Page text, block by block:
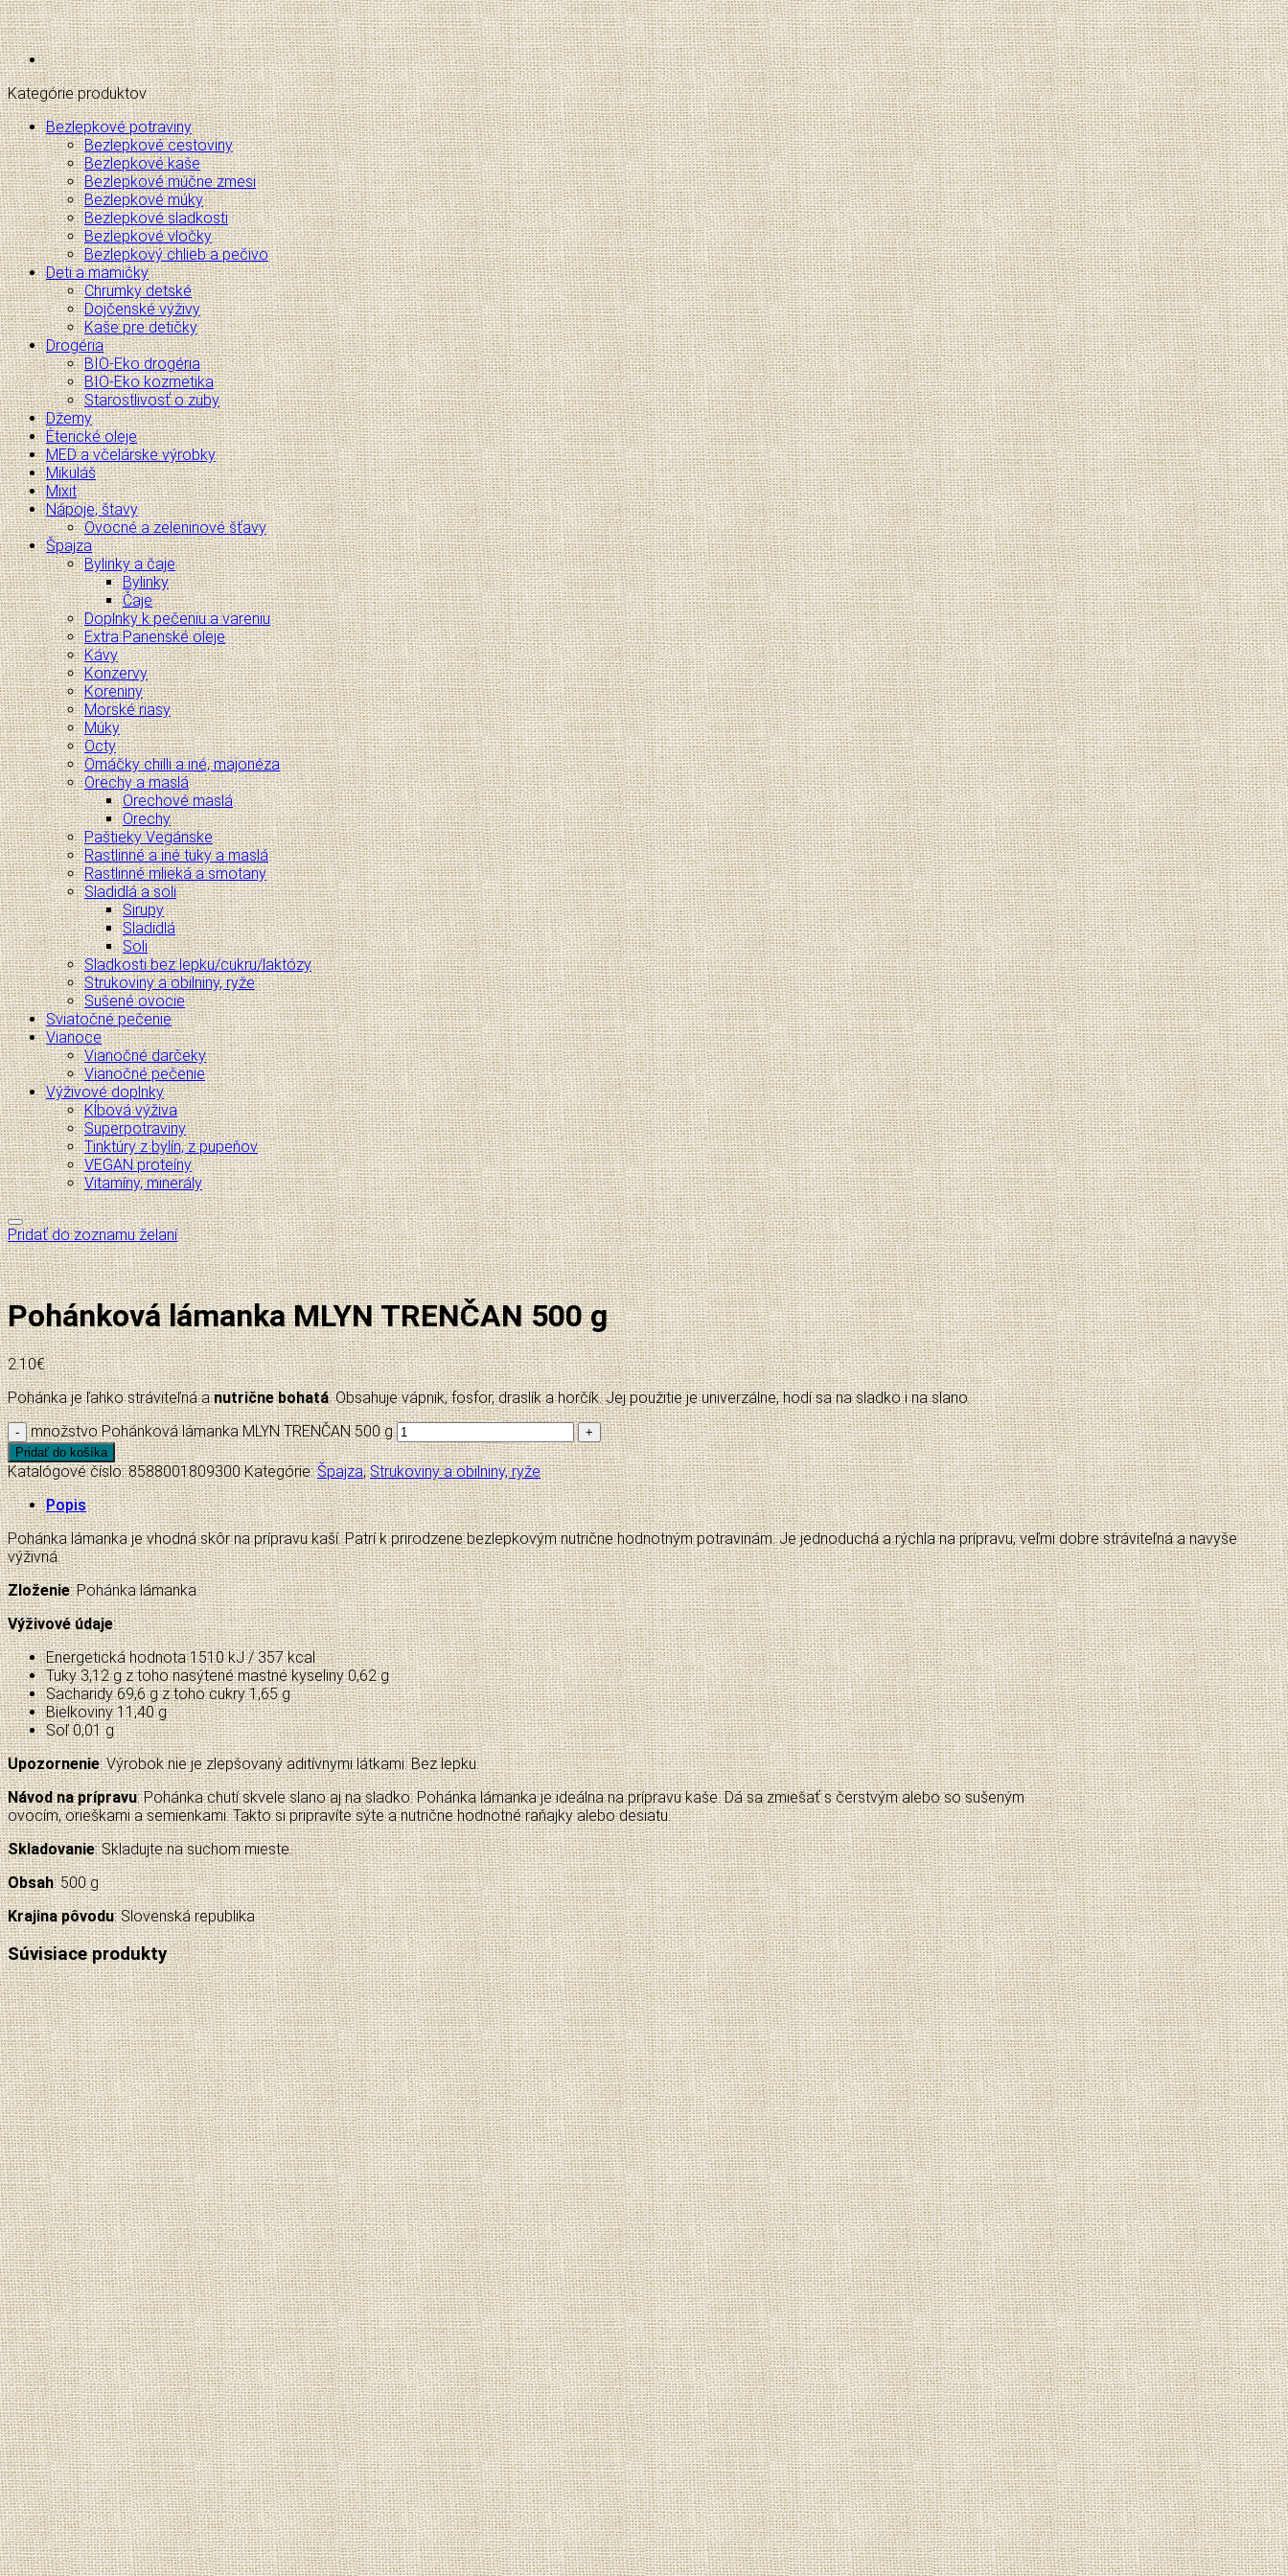
Kategórie produktov
Bezlepkové potraviny
Bezlepkové cestoviny
Bezlepkové kaše
Bezlepkové múčne zmesi
Bezlepkové múky
Bezlepkové sladkosti
Bezlepkové vločky
Bezlepkový chlieb a pečivo
Deti a mamičky
Chrumky detské
Dojčenské výživy
Kaše pre detičky
Drogéria
BIO-Eko drogéria
BIO-Eko kozmetika
Starostlivosť o zuby
Džemy
Éterické oleje
MED a včelárske výrobky
Mikuláš
Mixit
Nápoje, štavy
Ovocné a zeleninové šťavy
Špajza
Bylinky a čaje
Bylinky
Čaje
Doplnky k pečeniu a vareniu
Extra Panenské oleje
Kávy
Konzervy
Koreniny
Morské riasy
Múky
Octy
Omáčky chilli a iné, majonéza
Orechy a maslá
Orechové maslá
Orechy
Paštieky Vegánske
Rastlinné a iné tuky a maslá
Rastlinné mlieká a smotany
Sladidlá a soli
Sirupy
Sladidlá
Soli
Sladkosti bez lepku/cukru/laktózy
Strukoviny a obilniny, ryže
Sušené ovocie
Sviatočné pečenie
Vianoce
Vianočné darčeky
Vianočné pečenie
Výživové doplnky
Kĺbová výživa
Superpotraviny
Tinktúry z bylín, z pupeňov
VEGAN proteíny
Vitamíny, minerály
Pridať do zoznamu želaní
Pohánková lámanka MLYN TRENČAN 500 g
2.10€
Pohánka je ľahko stráviteľná anutrične bohatá. Obsahuje vápnik, fosfor, draslík a horčík. Jej použitie je univerzálne, hodí sa na sladko i na slano.
množstvo Pohánková lámanka MLYN TRENČAN 500 g
Pridať do košíka
Katalógové číslo:8588001809300 Kategórie:Špajza,Strukoviny a obilniny, ryže
Popis
Pohánka lámanka je vhodná skôr na prípravu kaší. Patrí k prirodzene bezlepkovým nutrične hodnotným potravinám. Je jednoduchá a rýchla na prípravu, veľmi dobre stráviteľná a navyše
výživná.
Zloženie: Pohánka lámanka.
Výživové údaje:
Energetická hodnota 1510 kJ / 357 kcal
Tuky 3,12 g z toho nasýtené mastné kyseliny 0,62 g
Sacharidy 69,6 g z toho cukry 1,65 g
Bielkoviny 11,40 g
Soľ 0,01 g
Upozornenie: Výrobok nie je zlepšovaný aditívnymi látkami. Bez lepku.
Návod na prípravu: Pohánka chutí skvele slano aj na sladko. Pohánka lámanka je ideálna na prípravu kaše. Dá sa zmiešať s čerstvým alebo so sušeným
ovocím, orieškami a semienkami. Takto si pripravíte sýte a nutrične hodnotné raňajky alebo desiatu.
Skladovanie: Skladujte na suchom mieste.
Obsah: 500 g
Krajina pôvodu: Slovenská republika
Súvisiace produkty